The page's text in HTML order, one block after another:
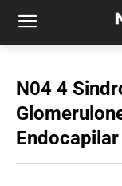
N04 4